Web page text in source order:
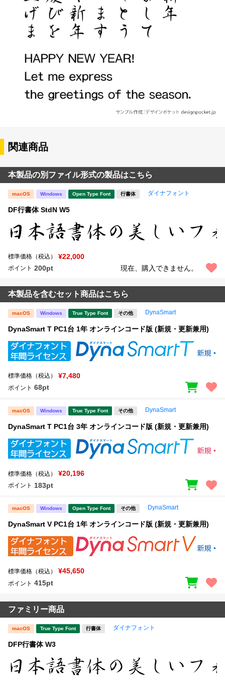
関連商品
本製品の別ファイル形式の製品はこちら
macOS Windows Open Type Font 行書体 ダイナフォント
DF行書体 StdN W5
標準価格（税込） ¥22,000
ポイント 200pt 現在、購入できません。
本製品を含むセット商品はこちら
macOS Windows True Type Font その他 DynaSmart
DynaSmart T PC1台 1年 オンラインコード版 (新規・更新兼用)
標準価格（税込） ¥7,480
ポイント 68pt
macOS Windows True Type Font その他 DynaSmart
DynaSmart T PC1台 3年 オンラインコード版 (新規・更新兼用)
標準価格（税込） ¥20,196
ポイント 183pt
macOS Windows Open Type Font その他 DynaSmart
DynaSmart V PC1台 1年 オンラインコード版 (新規・更新兼用)
標準価格（税込） ¥45,650
ポイント 415pt
ファミリー商品
macOS True Type Font 行書体 ダイナフォント
DFP行書体 W3